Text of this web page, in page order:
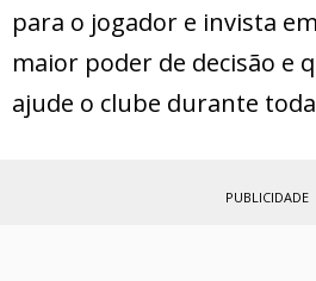
para o jogador e invista
maior poder de decisão e
ajude o clube durante
PUBLICIDADE